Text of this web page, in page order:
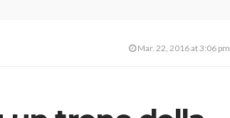
Mar. 22, 2016 at 3:06 pm